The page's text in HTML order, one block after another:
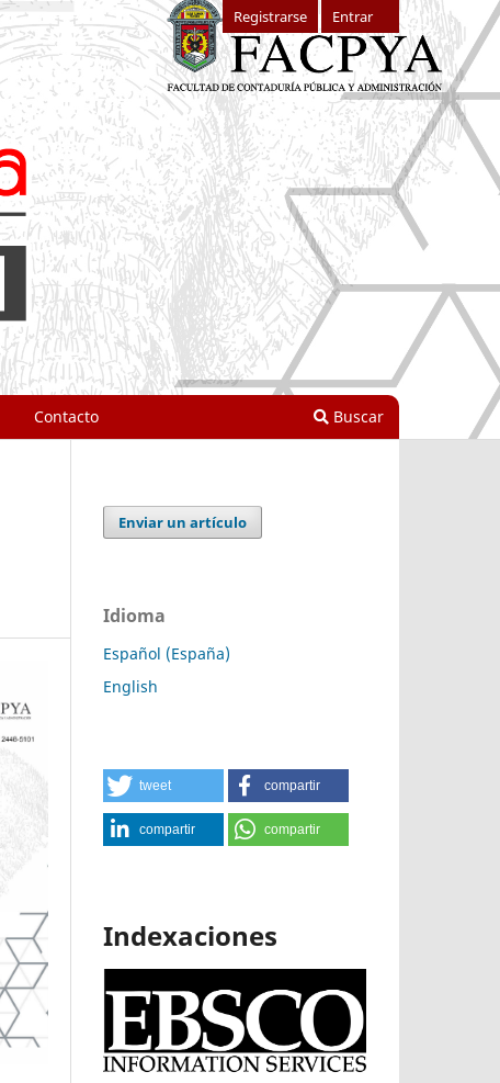
Contacto Buscar
Registrarse Entrar
Enviar un artículo
Idioma
Español (España)
English
tweet compartir
compartir compartir
Indexaciones